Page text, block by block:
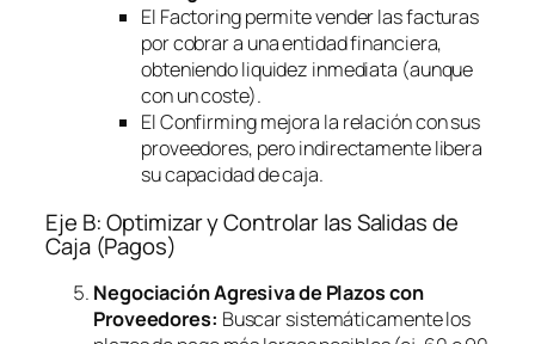
El Factoringpermite vender las facturas
por cobrar a una entidad financiera,
obteniendo liquidez inmediata (aunque
con un coste).
ElConfirmingmejora la relación con sus
proveedores, pero indirectamente libera
su capacidad de caja.
Eje B: Optimizar y Controlar las Salidas de
Caja (Pagos)
Negociación Agresiva de Plazos con
Proveedores: Buscar sistemáticamente los